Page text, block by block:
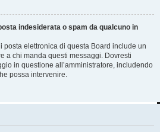
indesiderata o spam da qualcuno in
posta elettronica di questa Board include un
a chi manda questi messaggi. Dovresti
in questione all’amministratore, includendo
possa intervenire.